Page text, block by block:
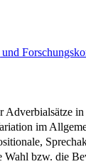
Adverbialsätze
im
bzw. die